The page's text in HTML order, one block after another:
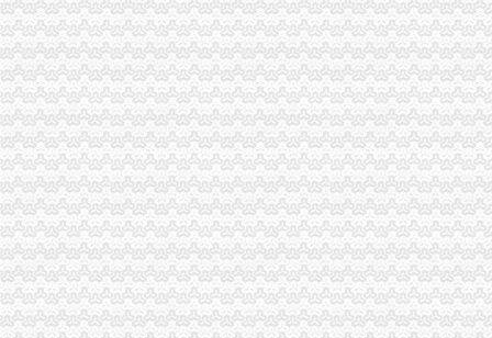
一般纳税人资格认定标准是什么?_2016关于一般纳税人资格的认定
2016年成都新一般纳税人的认定标准_搜狐财经_搜狐网
营改增试点操作实务三:第三章 一般纳税人资格认定_注册税务师齐
四川省网上办税服务厅-增值税一般纳税人资格查询
一般纳税人资格认定材料_一般纳税人的认定所需材料_有朋至远方来_
一般纳税人资格知识和一般纳税人资格案例,文章-世界经理人网站
一般纳税人资格登记-中国唐山
增值税一般纳税人资格登记
增值税一般纳税人资格登记
申请成为一般纳税人的条件、资格及申请流程_百度经验
增值税一般纳税人资格认定管理办
一般纳税人资格认定_搜索_互动百科
山东国税门户网站一般纳税人资格查询
一般纳税人资格转正条件_志趣网
一般纳税人资格证明是什么？-律知识大全|律师365(.com)